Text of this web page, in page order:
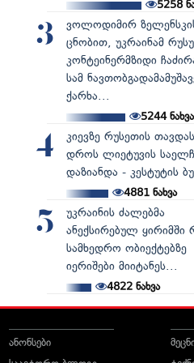
5258
3
ვოლოდიმირ
ცნობით, უკრაინამ
კონტეინერმზიდი
სამ
ქარხა...
5244ნახვა
4
კიევზე რუსეთის
დროს ლიეტუვის
დაზიანდა - კესტუტის
4881ნახვა
5
უკრაინის ძალებმა
ანექსირებულ ყირიმში
სამხედრო ობიექტებზე
იერიშები მიიტანეს...
4822 ნახვა
ანონსები